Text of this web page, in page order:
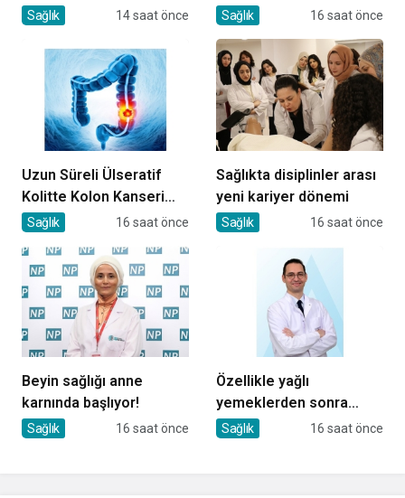
Sağlık 14 saat önce
Faktörüne Dikkat!
Sağlık 16 saat önce
Uzun Süreli Ülseratif
Kolitte Kolon Kanseri
Riski Artıyor mu?
Sağlık 16 saat önce
Sağlıkta disiplinler arası
yeni kariyer dönemi
Sağlık 16 saat önce
Beyin sağlığı anne
karnında başlıyor!
Sağlık 16 saat önce
Özellikle yağlı
yemeklerden sonra
başlıyorsa, gecikmeyin
Sağlık 16 saat önce